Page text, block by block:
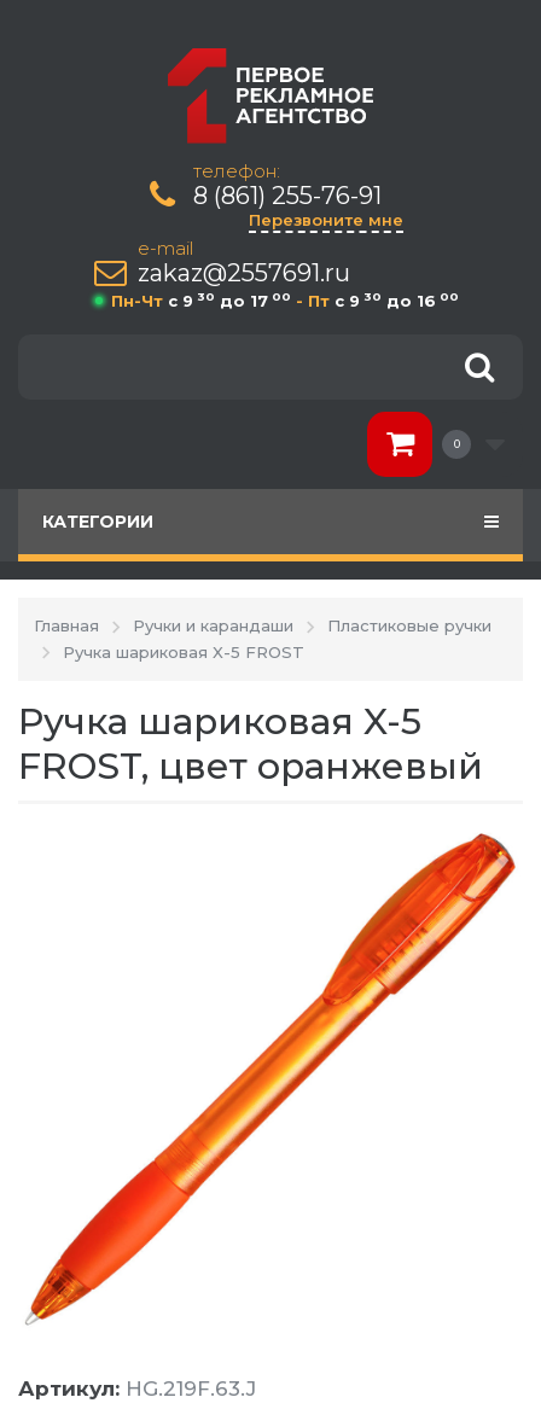
телефон:
8 (861) 255-76-91
Перезвоните мне
e-mail
zakaz@2557691.ru
Пн-Чт c 9 30 до 17 00 - Пт c 9 30 до 16 00
0
КАТЕГОРИИ
Главная Ручки и карандаши
Пластиковые ручки
Ручка шариковая X-5 FROST
Ручка шариковая X-5
FROST, цвет оранжевый
Артикул: HG.219F.63.J